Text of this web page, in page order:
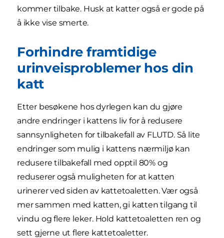
kommer tilbake. Husk at katter også er gode på
å ikke vise smerte.
Forhindre framtidige
urinveisproblemer hos din
katt
Etter besøkene hos dyrlegen kan du gjøre
andre endringer i kattens liv for å redusere
sannsynligheten for tilbakefall av FLUTD. Så lite
endringer som mulig i kattens nærmiljø kan
redusere tilbakefall med opptil 80% og
reduserer også muligheten for at katten
urinerer ved siden av kattetoaletten. Vær også
mer sammen med katten, gi katten tilgang til
vindu og flere leker. Hold kattetoaletten ren og
sett gjerne ut flere kattetoaletter.